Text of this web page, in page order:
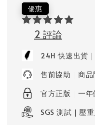
price
優惠
2 評論
24H 快速出貨
售前協助｜商
官方正版｜一
SGS 測試｜壓